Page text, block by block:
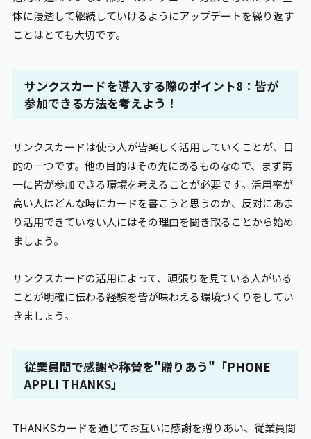
体に浸透して継続していけるようにアップデートを繰り返す
ことはとても大切です。
サンクスカードを導入する際のポイント8：皆が
参加できる方法を考えよう！
サンクスカードは使う人が皆楽しく活用していくことが、目
的の一つです。他の目的はその先にあるものなので、まず第
一に皆が参加できる環境を考えることが必要です。活用率が
高い人はどんな時にカードを書こうと思うのか、反対にあま
り活用できていない人にはその理由を聞き取ることから始め
ましょう。
サンクスカードの活用によって、頑張りを見ている人がいる
ことが明確に伝わる経験を皆が味わえる環境づくりをしてい
きましょう。
従業員間で感謝や称賛を"贈りあう"「PHONE
APPLI THANKS」
THANKSカードを通じてお互いに感謝を贈りあい、従業員間